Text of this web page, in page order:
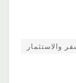
والاستثمار